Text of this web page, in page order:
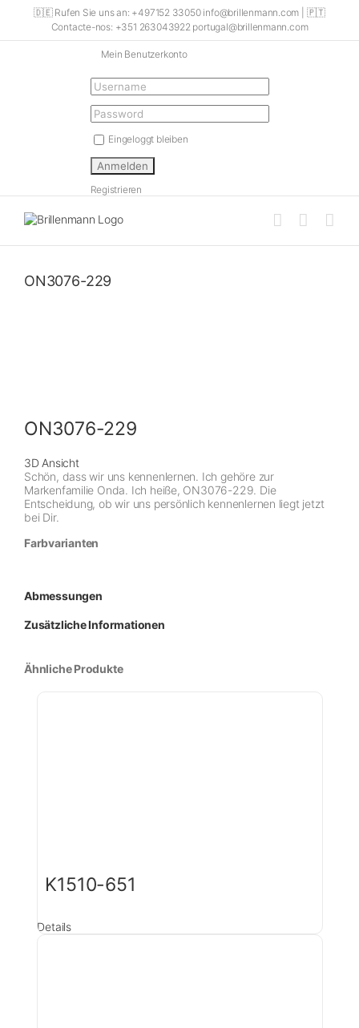
🇩🇪 Rufen Sie uns an: +497152 33050 info@brillenmann.com | 🇵🇹
Contacte-nos: +351 263043922 portugal@brillenmann.com
Mein Benutzerkonto
Eingeloggt bleiben
Registrieren
ON3076-229
ON3076-229
3D Ansicht
Schön, dass wir uns kennenlernen. Ich gehöre zur
Markenfamilie Onda. Ich heiße, ON3076-229. Die
Entscheidung, ob wir uns persönlich kennenlernen liegt jetzt
bei Dir.
Farbvarianten
Abmessungen
Zusätzliche Informationen
Ähnliche Produkte
K1510-651
Details